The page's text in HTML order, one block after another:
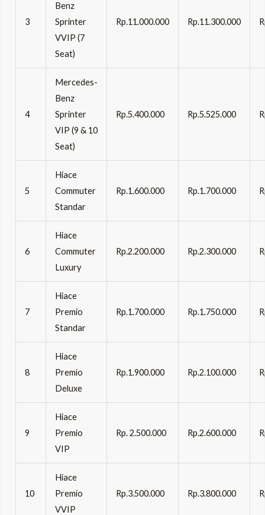
3
Benz
Sprinter
VVIP (7
Seat)
Rp.11.000.000 Rp.11.300.000
4
Mercedes-
Benz
Sprinter
VIP (9 & 10
Seat)
Rp.5.400.000 Rp.5.525.000
5
Hiace
Commuter
Standar
Rp.1.600.000 Rp.1.700.000
6
Hiace
Commuter
Luxury
Rp.2.200.000 Rp.2.300.000
7
Hiace
Premio
Standar
Rp.1.700.000 Rp.1.750.000
8
Hiace
Premio
Deluxe
Rp.1.900.000 Rp.2.100.000
9
Hiace
Premio
VIP
Rp. 2.500.000 Rp.2.600.000
10
Hiace
Premio
VVIP
Rp.3.500.000 Rp.3.800.000